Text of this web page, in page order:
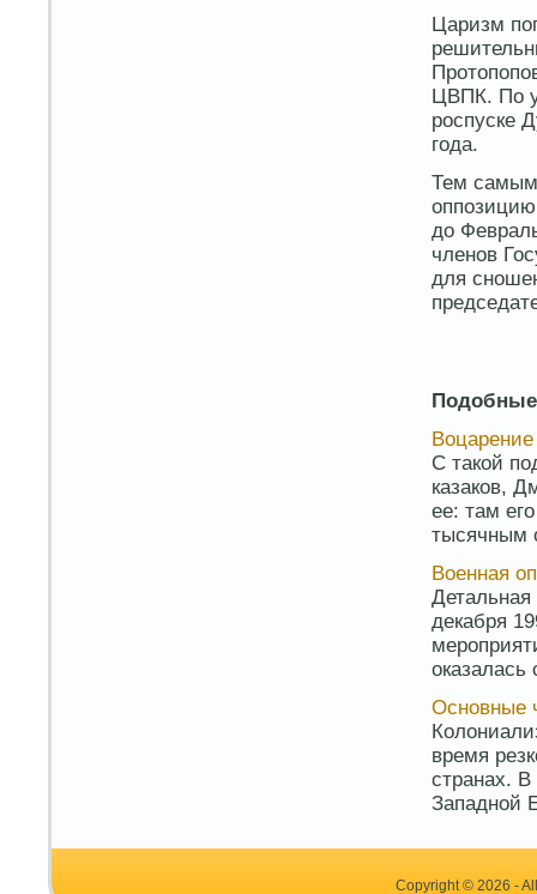
Царизм
ЦВПК. По
роспуске
года.
Тем самым
до
членов
для
С такой
казаков,
ее: там
тысячным
Военная
Детальная
декабря
Основные
время
странах.
Западной
Copyright © 2026 -